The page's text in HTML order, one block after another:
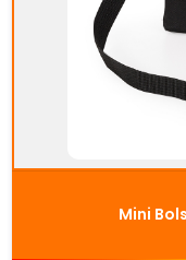
Mini